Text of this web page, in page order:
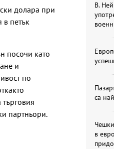
долара при
в петък
посочи като
и
по
партньори.
В.
са
в